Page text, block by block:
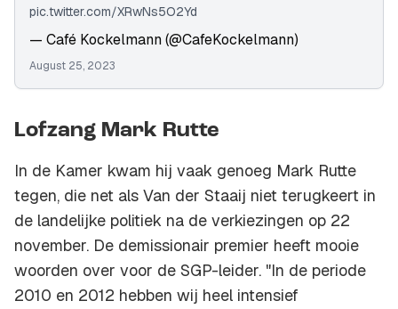
pic.twitter.com/XRwNs5O2Yd
— Café Kockelmann (@CafeKockelmann)
August 25, 2023
Lofzang Mark Rutte
In de Kamer kwam hij vaak genoeg Mark Rutte
tegen, die net als Van der Staaij niet terugkeert in
de landelijke politiek na de verkiezingen op 22
november. De demissionair premier heeft mooie
woorden over voor de SGP-leider. "In de periode
2010 en 2012 hebben wij heel intensief